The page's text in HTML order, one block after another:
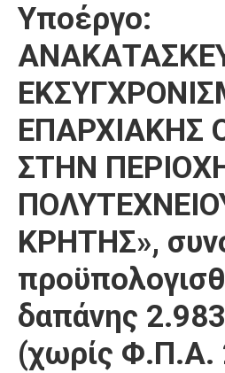
Υποέργο:
ΕΠΑΡΧΙΑΚΗΣ
ΣΤΗΝ
ΚΡΗΤΗΣ»,
δαπάνης
(χωρίς Φ.Π.Α.